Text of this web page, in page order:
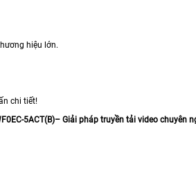
hiệu lớn.
chi tiết!
5ACT(B)– Giải pháp truyền tải video chuyên